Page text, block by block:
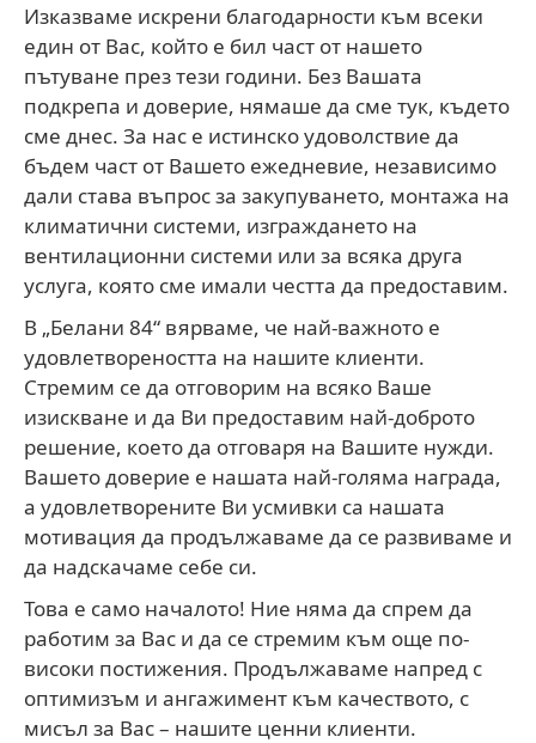
Изказваме искрени благодарности към всеки
един от Вас, който е бил част от нашето
пътуване през тези години. Без Вашата
подкрепа и доверие, нямаше да сме тук, където
сме днес. За нас е истинско удоволствие да
бъдем част от Вашето ежедневие, независимо
дали става въпрос за закупуването, монтажа на
климатични системи, изграждането на
вентилационни системи или за всяка друга
услуга, която сме имали честта да предоставим.
В „Белани 84“ вярваме, че най-важното е
удовлетвореността на нашите клиенти.
Стремим се да отговорим на всяко Ваше
изискване и да Ви предоставим най-доброто
решение, което да отговаря на Вашите нужди.
Вашето доверие е нашата най-голяма награда,
а удовлетворените Ви усмивки са нашата
мотивация да продължаваме да се развиваме и
да надскачаме себе си.
Това е само началото! Ние няма да спрем да
работим за Вас и да се стремим към още по-
високи постижения. Продължаваме напред с
оптимизъм и ангажимент към качеството, с
мисъл за Вас – нашите ценни клиенти.